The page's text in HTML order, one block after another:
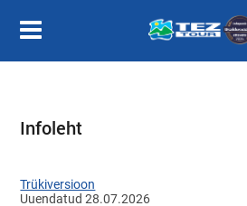
Infoleht
Trükiversioon
Uuendatud 28.07.2026